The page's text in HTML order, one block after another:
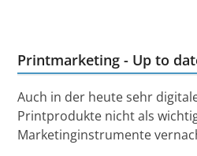
Printmarketing - Up to
Auch in der heute sehr
Printprodukte nicht als
Marketinginstrumente